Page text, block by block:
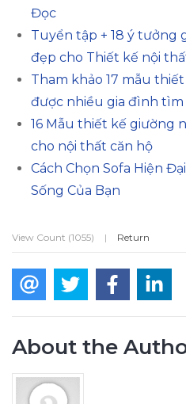
Đọc
Tuyển tập + 18 ý tưởng
đẹp cho Thiết kế nội
Tham khảo 17 mẫu
được nhiều gia đình
16 Mẫu thiết kế giường
cho nội thất căn hộ
Cách Chọn Sofa Hiện
Sống Của Bạn
View Count (1055) | Return
About the